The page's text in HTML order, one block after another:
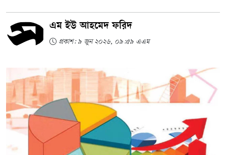
এম ইউ আহমেদ ফরিদ
প্রকাশ: ৯ জুন ২০২৬, ০৯:৫৯ এএম